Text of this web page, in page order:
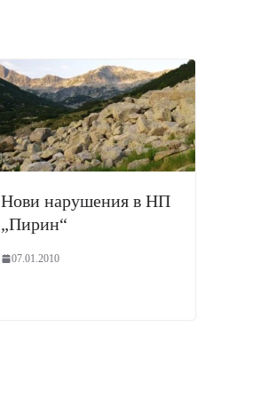
Нови нарушения в НП
„Пирин“
07.01.2010